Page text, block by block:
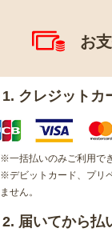
お
1. クレジットカ
※一括払いのみご利用で
※デビットカード、プリ
ません。
2. 届いてから払